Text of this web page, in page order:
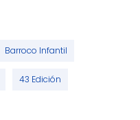
Barroco Infantil
43 Edición